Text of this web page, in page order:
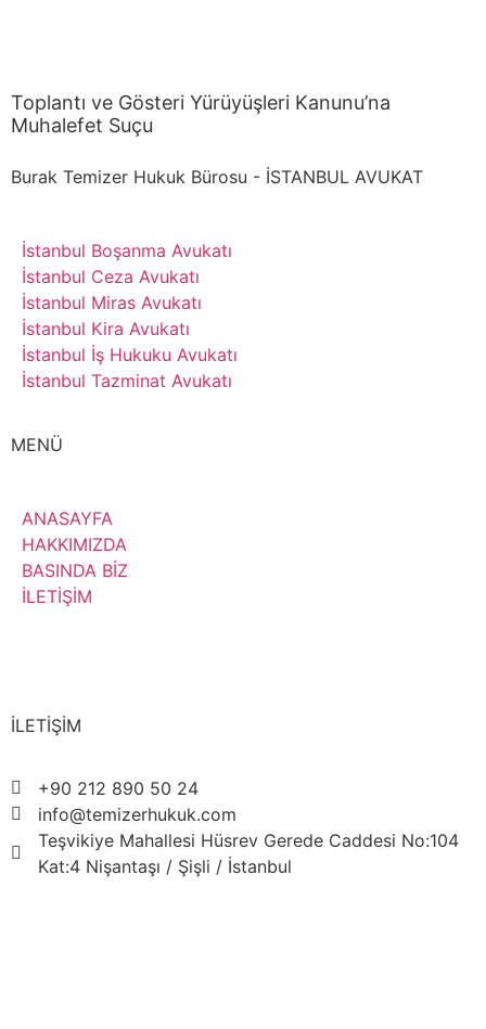
Toplantı ve Gösteri Yürüyüşleri Kanunu’na
Muhalefet Suçu
Burak Temizer Hukuk Bürosu - İSTANBUL AVUKAT
İstanbul Boşanma Avukatı
İstanbul Ceza Avukatı
İstanbul Miras Avukatı
İstanbul Kira Avukatı
İstanbul İş Hukuku Avukatı
İstanbul Tazminat Avukatı
MENÜ
ANASAYFA
HAKKIMIZDA
BASINDA BİZ
İLETİŞİM
İLETİŞİM
+90 212 890 50 24
info@temizerhukuk.com
Teşvikiye Mahallesi Hüsrev Gerede Caddesi No:104
Kat:4 Nişantaşı / Şişli / İstanbul